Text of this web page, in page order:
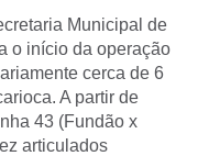
Municipal de
o início da operação
cerca de 6
A partir de
43 (Fundão x
articulados